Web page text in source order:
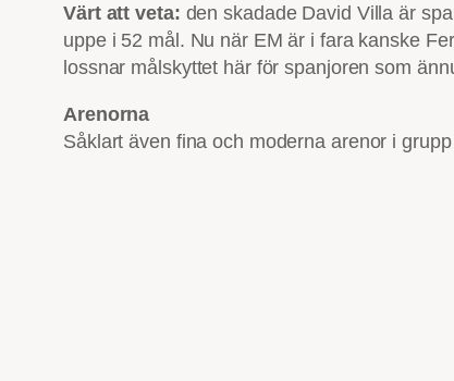
Värt att veta: den skadade David Villa är
uppe i 52 mål. Nu när EM är i fara kanske
lossnar målskyttet här för spanjoren som
Arenorna
Såklart även fina och moderna arenor i